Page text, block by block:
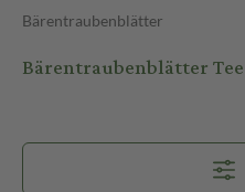
Bärentraubenblätter
Bärentraubenblätter Tee